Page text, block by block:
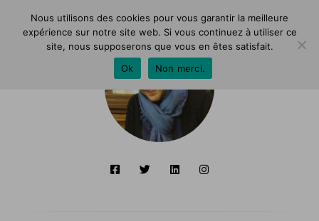
Nous utilisons des cookies pour vous garantir la meilleure
expérience sur notre site web. Si vous continuez à utiliser ce
site, nous supposerons que vous en êtes satisfait.
Ok
Non merci.